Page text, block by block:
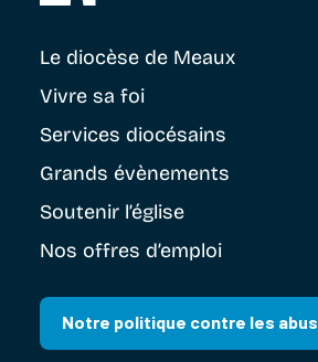
Le diocèse de Meaux
Vivre sa foi
Services diocésains
Grands évènements
Soutenir l’église
Nos offres d’emploi
Notre politique contre les abus